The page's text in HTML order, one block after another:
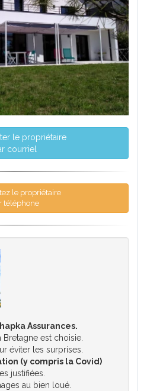
le propriétaire
courriel
le propriétaire
téléphone
Assurances.
est choisie.
éviter les surprises.
(y compris la Covid)
justifiées.
au bien loué.